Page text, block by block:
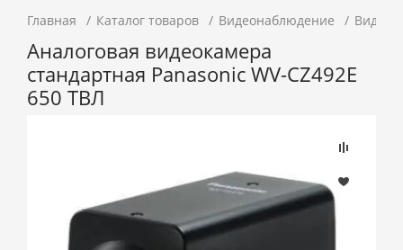
Главная Каталог товаров Видеонаблюдение
Аналоговая видеокамера
стандартная Panasonic WV-CZ492E
650 ТВЛ